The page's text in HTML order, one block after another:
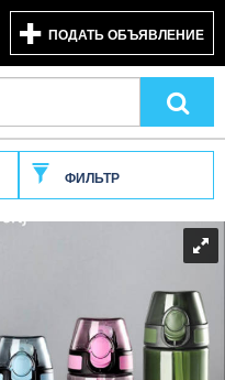
ПОДАТЬ ОБЪЯВЛЕНИЕ
ФИЛЬТР